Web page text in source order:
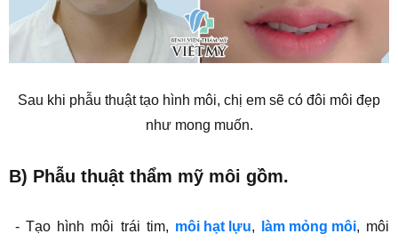
Sau khi phẫu thuật tạo hình môi, chị em sẽ có đôi môi đẹp
như mong muốn.
B) Phẫu thuật thẩm mỹ môi gồm.
- Tạo hình môi trái tim, môi hạt lựu, làm mỏng môi, môi